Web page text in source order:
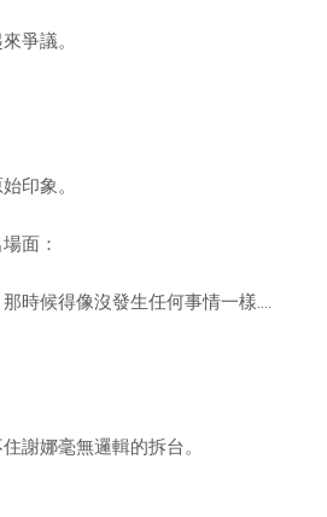
爭議。
印象。
面：
時候得像沒發生任何事情一樣….
謝娜毫無邏輯的拆台。